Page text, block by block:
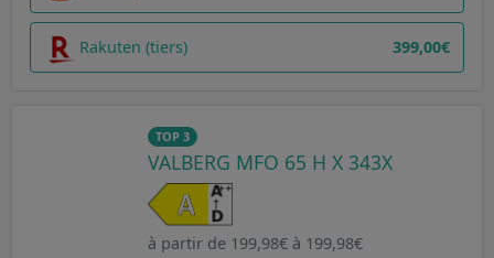
Rakuten (tiers) 399,00€
TOP 3
VALBERG MFO 65 H X 343X
à partir de 199,98€ à 199,98€